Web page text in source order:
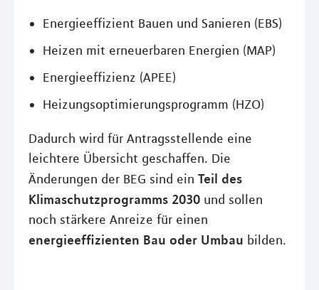
Energieeffizient Bauen und Sanieren (EBS)
Heizen mit erneuerbaren Energien (MAP)
Energieeffizienz (APEE)
Heizungsoptimierungsprogramm (HZO)
Dadurch wird für Antragsstellende eine
leichtere Übersicht geschaffen. Die
Änderungen der BEG sind ein Teil des
Klimaschutzprogramms 2030 und sollen
noch stärkere Anreize für einen
energieeffizienten Bau oder Umbau bilden.